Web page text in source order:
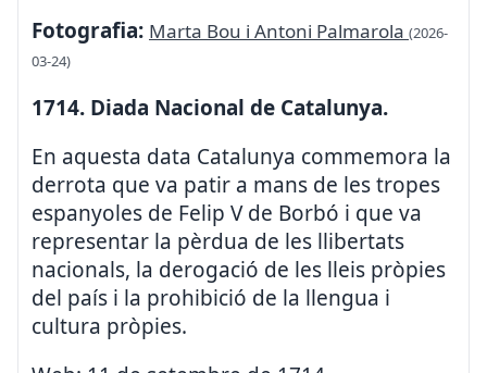
Fotografia: Marta Bou i Antoni Palmarola (2026-
03-24)
1714. Diada Nacional de Catalunya.
En aquesta data Catalunya commemora la
derrota que va patir a mans de les tropes
espanyoles de Felip V de Borbó i que va
representar la pèrdua de les llibertats
nacionals, la derogació de les lleis pròpies
del país i la prohibició de la llengua i
cultura pròpies.